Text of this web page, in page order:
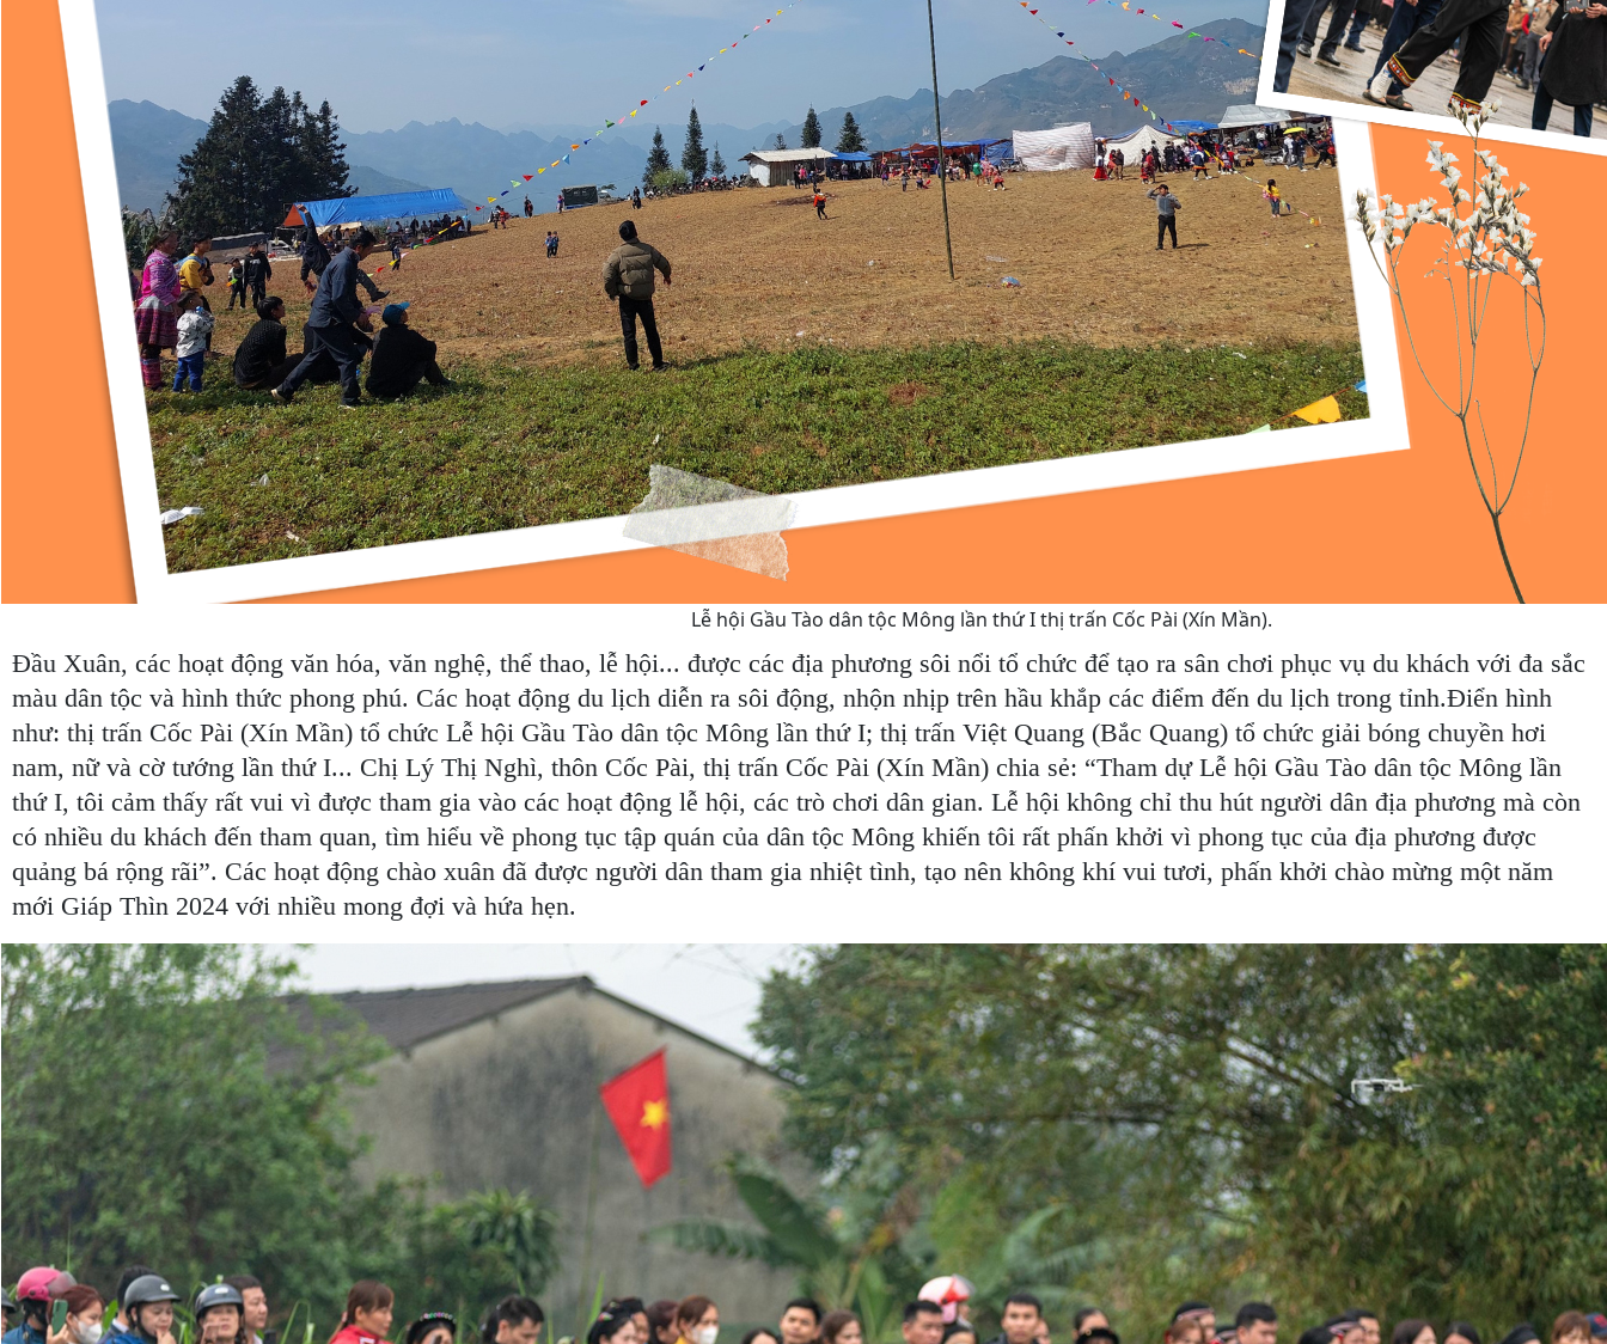
Lễ hội Gầu Tào dân tộc Mông lần thứ I thị trấn Cốc Pài (Xín Mần).
Đầu Xuân, các hoạt động văn hóa, văn nghệ, thể thao, lễ hội... được các địa phương sôi nổi tổ chức để tạo ra sân chơi phục vụ du khách với đa sắc
màu dân tộc và hình thức phong phú. Các hoạt động du lịch diễn ra sôi động, nhộn nhịp trên hầu khắp các điểm đến du lịch trong tỉnh.Điển hình
như: thị trấn Cốc Pài (Xín Mần) tổ chức Lễ hội Gầu Tào dân tộc Mông lần thứ I; thị trấn Việt Quang (Bắc Quang) tổ chức giải bóng chuyền hơi
nam, nữ và cờ tướng lần thứ I... Chị Lý Thị Nghì, thôn Cốc Pài, thị trấn Cốc Pài (Xín Mần) chia sẻ: “Tham dự Lễ hội Gầu Tào dân tộc Mông lần
thứ I, tôi cảm thấy rất vui vì được tham gia vào các hoạt động lễ hội, các trò chơi dân gian. Lễ hội không chỉ thu hút người dân địa phương mà còn
có nhiều du khách đến tham quan, tìm hiểu về phong tục tập quán của dân tộc Mông khiến tôi rất phấn khởi vì phong tục của địa phương được
quảng bá rộng rãi”. Các hoạt động chào xuân đã được người dân tham gia nhiệt tình, tạo nên không khí vui tươi, phấn khởi chào mừng một năm
mới Giáp Thìn 2024 với nhiều mong đợi và hứa hẹn.